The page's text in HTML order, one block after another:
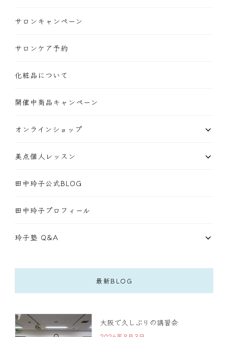
サロンキャンペーン
サロンケア予約
化粧品について
開催中商品キャンペーン
オンラインショップ
美点個人レッスン
田中玲子公式BLOG
田中玲子プロフィール
玲子塾 Q&A
最新BLOG
大阪で久しぶりの講習会